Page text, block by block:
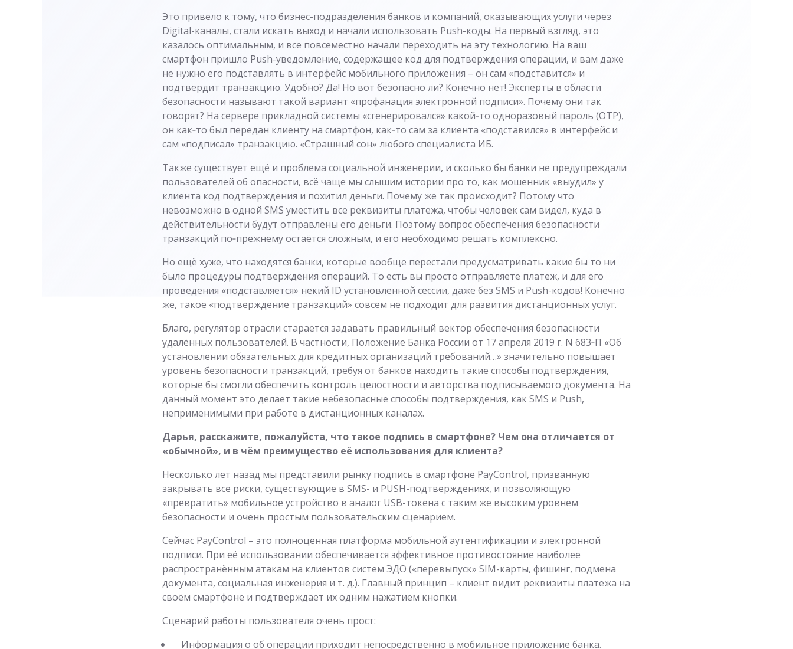
Это привело к тому, что бизнес-подразделения банков и компаний, оказывающих услуги через
Digital-каналы, стали искать выход и начали использовать Push-коды. На первый взгляд, это
казалось оптимальным, и все повсеместно начали переходить на эту технологию. На ваш
смартфон пришло Push-уведомление, содержащее код для подтверждения операции, и вам даже
не нужно его подставлять в интерфейс мобильного приложения – он сам «подставится» и
подтвердит транзакцию. Удобно? Да! Но вот безопасно ли? Конечно нет! Эксперты в области
безопасности называют такой вариант «профанация электронной подписи». Почему они так
говорят? На сервере прикладной системы «сгенерировался» какой‑то одноразовый пароль (ОТР),
он как‑то был передан клиенту на смартфон, как‑то сам за клиента «подставился» в интерфейс и
сам «подписал» транзакцию. «Страшный сон» любого специалиста ИБ.
Также существует ещё и проблема социальной инженерии, и сколько бы банки не предупреждали
пользователей об опасности, всё чаще мы слышим истории про то, как мошенник «выудил» у
клиента код подтверждения и похитил деньги. Почему же так происходит? Потому что
невозможно в одной SMS уместить все реквизиты платежа, чтобы человек сам видел, куда в
действительности будут отправлены его деньги. Поэтому вопрос обеспечения безопасности
транзакций по‑прежнему остаётся сложным, и его необходимо решать комплексно.
Но ещё хуже, что находятся банки, которые вообще перестали предусматривать какие бы то ни
было процедуры подтверждения операций. То есть вы просто отправляете платёж, и для его
проведения «подставляется» некий ID установленной сессии, даже без SMS и Push-кодов! Конечно
же, такое «подтверждение транзакций» совсем не подходит для развития дистанционных услуг.
Благо, регулятор отрасли старается задавать правильный вектор обеспечения безопасности
удалённых пользователей. В частности, Положение Банка России от 17 апреля 2019 г. N 683‑П «Об
установлении обязательных для кредитных организаций требований…» значительно повышает
уровень безопасности транзакций, требуя от банков находить такие способы подтверждения,
которые бы смогли обеспечить контроль целостности и авторства подписываемого документа. На
данный момент это делает такие небезопасные способы подтверждения, как SMS и Push,
неприменимыми при работе в дистанционных каналах.
Дарья, расскажите, пожалуйста, что такое подпись в смартфоне? Чем она отличается от
«обычной», и в чём преимущество её использования для клиента?
Несколько лет назад мы представили рынку подпись в смартфоне PayControl, призванную
закрывать все риски, существующие в SMS- и PUSH-подтверждениях, и позволяющую
«превратить» мобильное устройство в аналог USB-токена с таким же высоким уровнем
безопасности и очень простым пользовательским сценарием.
Сейчас PayControl – это полноценная платформа мобильной аутентификации и электронной
подписи. При её использовании обеспечивается эффективное противостояние наиболее
распространённым атакам на клиентов систем ЭДО («перевыпуск» SIM-карты, фишинг, подмена
документа, социальная инженерия и т. д.). Главный принцип – клиент видит реквизиты платежа на
своём смартфоне и подтверждает их одним нажатием кнопки.
Сценарий работы пользователя очень прост:
Информация о об операции приходит непосредственно в мобильное приложение банка.